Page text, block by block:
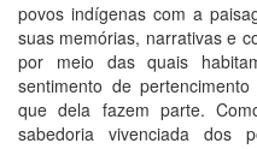
povos indígenas com a
suas memórias, narrativas e
por meio das quais
sentimento de
que dela fazem parte.
sabedoria vivenciada dos